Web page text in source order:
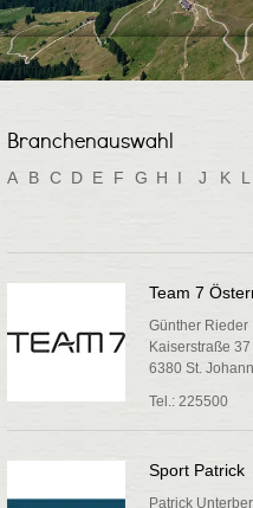
Branchenauswahl
A B C D E F G H I J K L
Team 7
Günther Rieder
Kaiserstraße 37
6380 St.
Tel.: 225500
Sport Patrick
Patrick